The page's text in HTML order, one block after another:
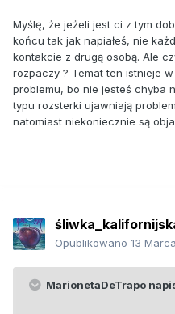
Myślę, że jeżeli jest ci z tym
końcu tak jak napiałeś, nie
kontakcie z drugą osobą. Ale
rozpaczy ? Temat ten istnieje
problemu, bo nie jesteś chyba
typu rozsterki ujawniają
natomiast niekoniecznie są
Opublikowano 13
MarionetaDeTrapo